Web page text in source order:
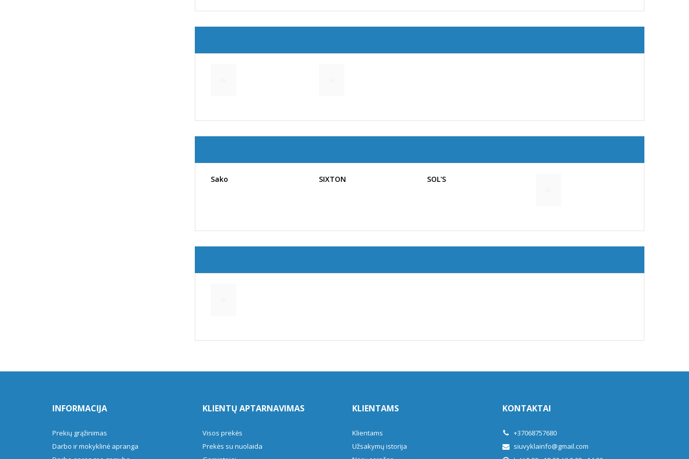
Sako SIXTON SOL'S
INFORMACIJA
Prekių grąžinimas
Darbo ir mokyklinė apranga
KLIENTŲ APTARNAVIMAS
Visos prekės
Prekės su nuolaida
KLIENTAMS
Klientams
Užsakymų istorija
KONTAKTAI
+37068757680
siuvyklainfo@gmail.com